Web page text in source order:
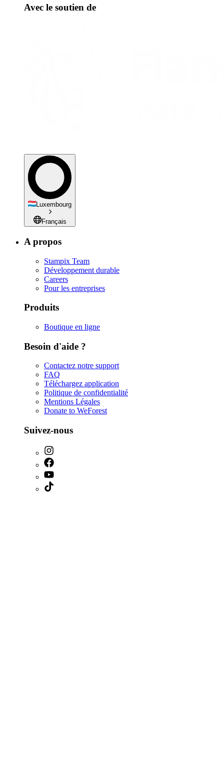
Avec le soutien de
Luxembourg
Français
A propos
Stampix Team
Développement durable
Careers
Pour les entreprises
Produits
Boutique en ligne
Besoin d'aide ?
Contactez notre support
FAQ
Téléchargez application
Politique de confidentialité
Mentions Légales
Donate to WeForest
Suivez-nous